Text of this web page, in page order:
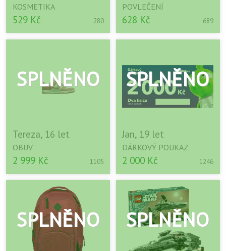
KOSMETIKA
529 Kč 280
POVLEČENÍ
628 Kč 689
Tereza, 16 let
OBUV
2 999 Kč 1105
Jan, 19 let
DÁRKOVÝ POUKAZ
2 000 Kč 1246